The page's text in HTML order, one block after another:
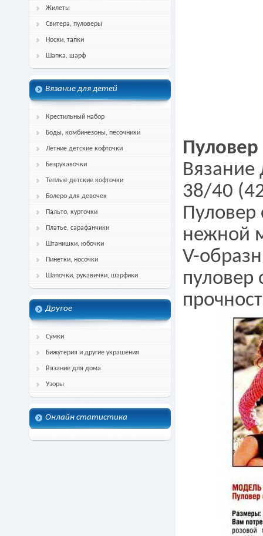
Жилеты
Свитера, пуловеры
Носки, тапки
Шапка, шарф
Вязание для детей
Крестильный набор
Боды, комбинезоны, песочники
Летние детские кофточки
Безрукавочки
Теплые детские кофточки
Болеро для девочек
Пальто, курточки
Платье, сарафанчики
Штанишки, юбочки
Пинетки, носочки
Шапочки, рукавички, шарфики
Другое
Сумки
Бижутерия и другие украшения
Вязание для дома
Узоры
Онлайн статистика
Пуловер
38/40
Пуловер
нежной
V-
пуловер